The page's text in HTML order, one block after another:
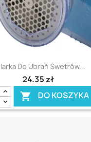
Szybki podgląd
Do Ubrań Swetrów...
24,35 zł
 DO KOSZYKA